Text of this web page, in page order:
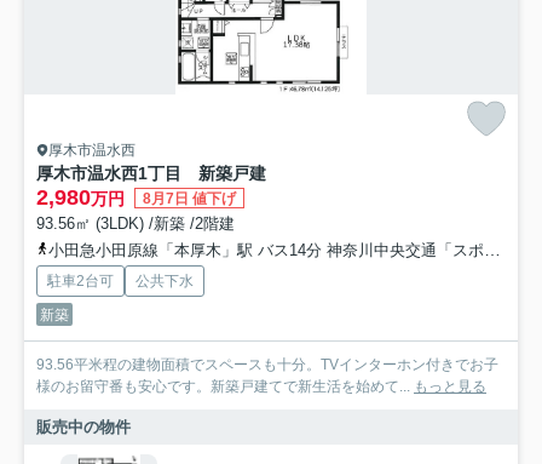
厚木市温水西
厚木市温水西1丁目 新築戸建
2,980万円 8月7日 値下げ
93.56㎡ (3LDK) /新築 /2階建
小田急小田原線「本厚木」駅 バス14分 神奈川中央交通「スポーツセンター入口」 停歩3分
駐車2台可
公共下水
新築
93.56平米程の建物面積でスペースも十分。TVインターホン付きでお子
様のお留守番も安心です。新築戸建てで新生活を始めて... もっと見る
販売中の物件